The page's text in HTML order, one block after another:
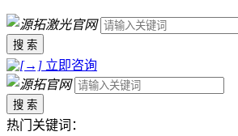
搜 索
立即咨询
搜 索
热门关键词：